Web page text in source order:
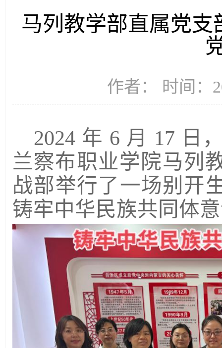
马列教学部直属党
作者： 时间：
2024 年 6 月 17 日
兰察布职业学院马列
战部举行了一场别开
铸牢中华民族共同体